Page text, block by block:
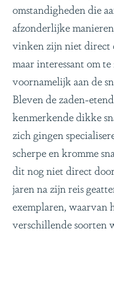
omstandigheden die
afzonderlijke
vinken zijn niet direct
maar interessant om
voornamelijk aan de
Bleven de zaden-
kenmerkende dikke
zich gingen
scherpe en kromme
dit nog niet direct
jaren na zijn reis
exemplaren, waarvan
verschillende soorten